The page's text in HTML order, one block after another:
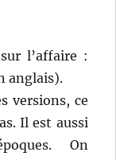
l’affaire :
anglais).
versions, ce
Il est aussi
On